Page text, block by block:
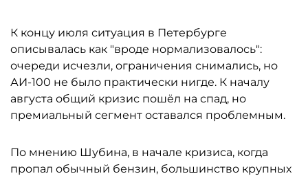
К концу июля ситуация в Петербурге
описывалась как "вроде нормализовалось":
очереди исчезли, ограничения снимались, но
АИ-100 не было практически нигде. К началу
августа общий кризис пошёл на спад, но
премиальный сегмент оставался проблемным.
По мнению Шубина, в начале кризиса, когда
пропал обычный бензин, большинство крупных